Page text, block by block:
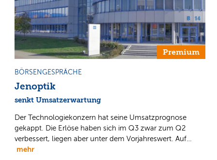
Premium
BÖRSENGESPRÄCHE
Jenoptik
senkt Umsatzerwartung
Der Technologiekonzern hat seine Umsatzprognose
gekappt. Die Erlöse haben sich im Q3 zwar zum Q2
verbessert, liegen aber unter dem Vorjahreswert. Auf…
mehr